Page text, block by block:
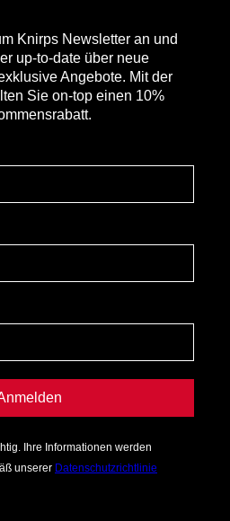
Knirps Newsletter an und
up-to-date über neue
Angebote. Mit der
Sie on-top einen 10%
Ihre Informationen werden
unserer Datenschutzrichtlinie